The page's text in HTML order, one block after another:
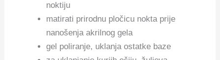
noktiju
matirati prirodnu pločicu nokta prije
nanošenja akrilnog gela
gel poliranje, uklanja ostatke baze